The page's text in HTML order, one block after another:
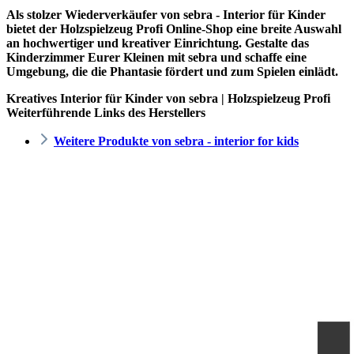
Als stolzer Wiederverkäufer von sebra - Interior für Kinder
bietet der Holzspielzeug Profi Online-Shop eine breite Auswahl
an hochwertiger und kreativer Einrichtung. Gestalte das
Kinderzimmer Eurer Kleinen mit sebra und schaffe eine
Umgebung, die die Phantasie fördert und zum Spielen einlädt.
Kreatives Interior für Kinder von sebra | Holzspielzeug Profi
Weiterführende Links des Herstellers
Weitere Produkte von sebra - interior for kids